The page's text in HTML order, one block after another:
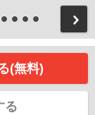
(無料)
る